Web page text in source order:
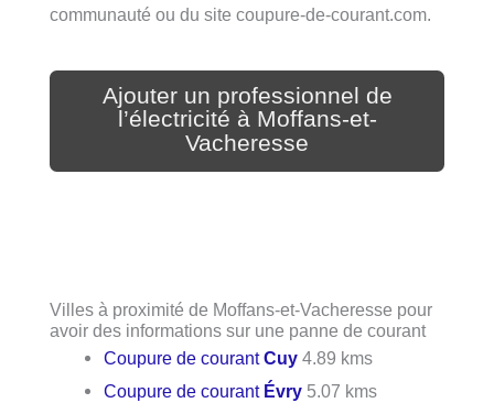
communauté ou du site coupure-de-courant.com.
Ajouter un professionnel de
l’électricité à Moffans-et-
Vacheresse
Villes à proximité de Moffans-et-Vacheresse pour
avoir des informations sur une panne de courant
Coupure de courantCuy 4.89 kms
Coupure de courant Évry 5.07 kms